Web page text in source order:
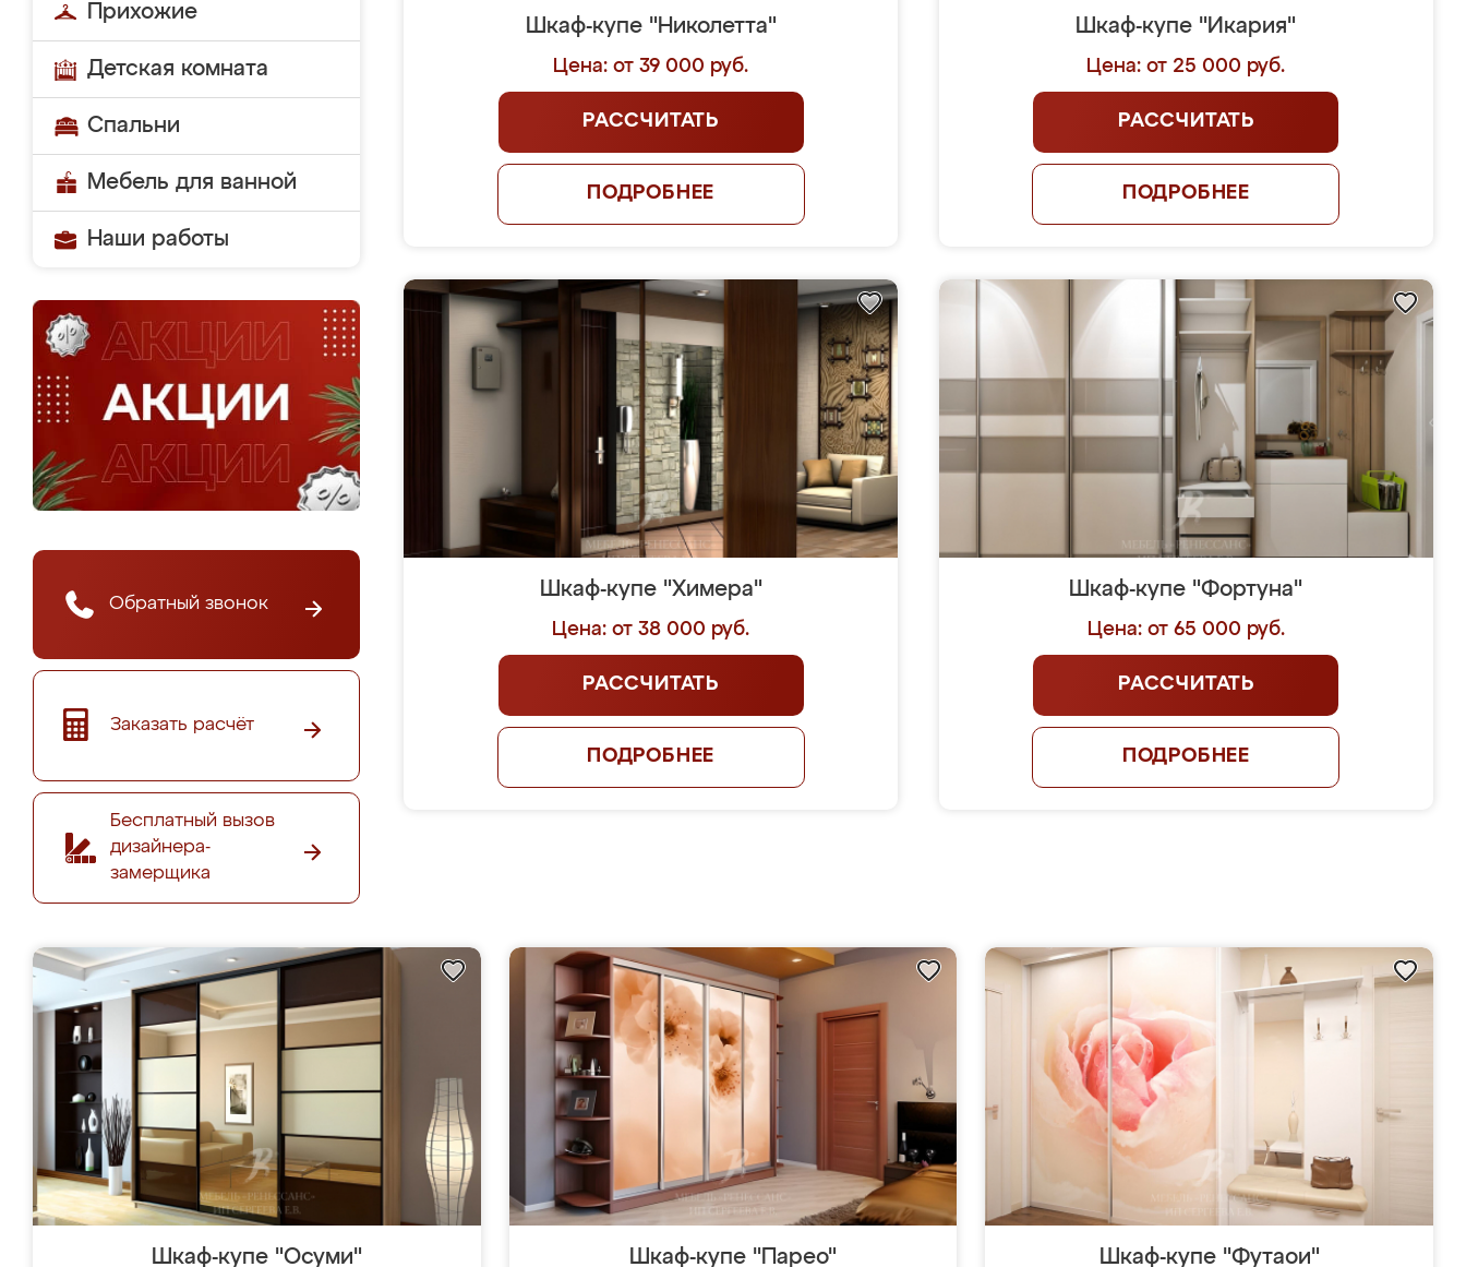
Прихожие
Детская комната
Спальни
Мебель для ванной
Наши работы
Обратный звонок
Заказать расчёт
Бесплатный вызов
дизайнера-
замерщика
Шкаф-купе "Николетта"
Цена: от 39 000 руб.
РАССЧИТАТЬ
ПОДРОБНЕЕ
Шкаф-купе "Икария"
Цена: от 25 000 руб.
РАССЧИТАТЬ
ПОДРОБНЕЕ
Шкаф-купе "Химера"
Цена: от 38 000 руб.
РАССЧИТАТЬ
ПОДРОБНЕЕ
Шкаф-купе "Фортуна"
Цена: от 65 000 руб.
РАССЧИТАТЬ
ПОДРОБНЕЕ
Шкаф-купе "Осуми" Шкаф-купе "Парео" Шкаф-купе "Футаои"